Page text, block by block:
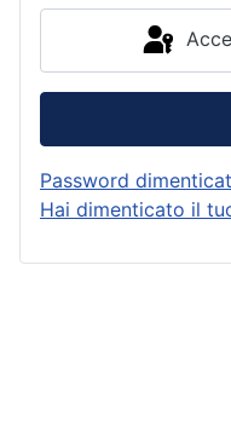
Password
Hai dimenticato il